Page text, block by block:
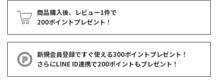
商品購入後、レビュー1件で
200ポイントプレゼント！
新規会員登録ですぐ使える300ポイントプレゼント！
さらにLINE ID連携で200ポイントもプレゼント！